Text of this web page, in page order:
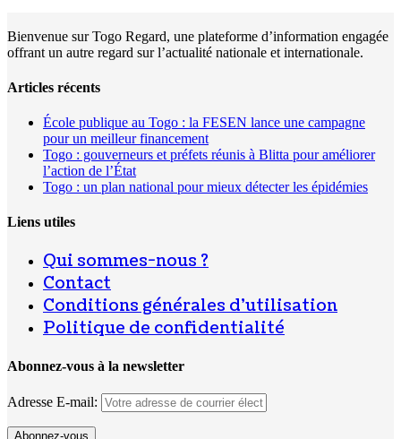
Bienvenue sur Togo Regard, une plateforme d’information engagée
offrant un autre regard sur l’actualité nationale et internationale.
Articles récents
École publique au Togo : la FESEN lance une campagne
pour un meilleur financement
Togo : gouverneurs et préfets réunis à Blitta pour améliorer
l’action de l’État
Togo : un plan national pour mieux détecter les épidémies
Liens utiles
Qui sommes-nous ?
Contact
Conditions générales d’utilisation
Politique de confidentialité
Abonnez-vous à la newsletter
Adresse E-mail: